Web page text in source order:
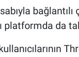
bağlantılı
platformda da